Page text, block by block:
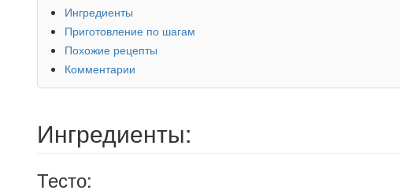
Ингредиенты
Приготовление по шагам
Похожие рецепты
Комментарии
Ингредиенты:
Тесто: